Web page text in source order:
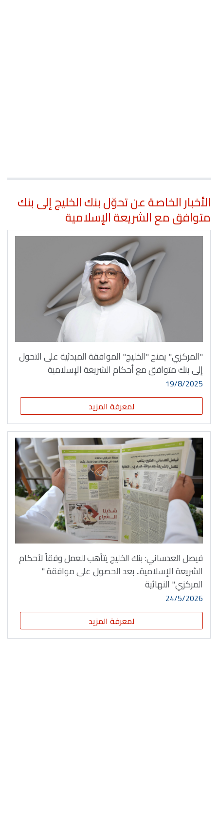
الأخبار الخاصة عن تحوّل بنك الخليج إلى بنك
متوافق مع الشريعة الإسلامية
"المركزي" يمنح "الخليج" الموافقة المبدئية على التحول
إلى بنك متوافق مع أحكام الشريعة الإسلامية
19/8/2025
لمعرفة المزيد
فيصل العدساني: بنك الخليج يتأهب للعمل وفقاً لأحكام
الشريعة الإسلامية.. بعد الحصول على موافقة "
المركزي" النهائية
24/5/2026
لمعرفة المزيد